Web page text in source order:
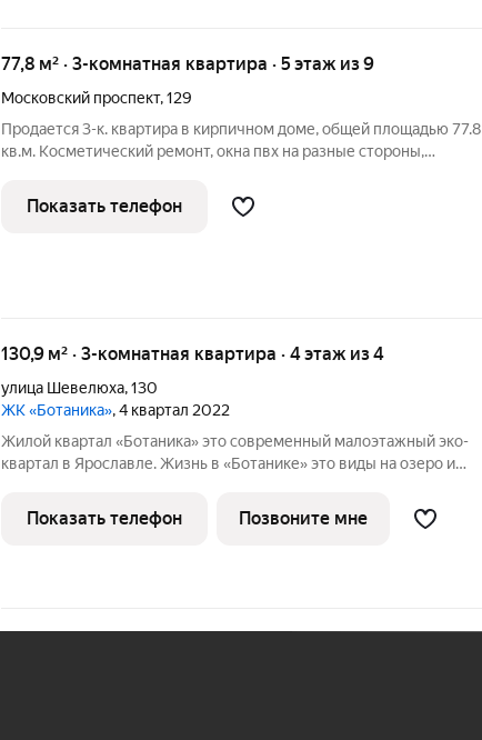
77,8 м² · 3-комнатная квартира · 5 этаж из 9
Московский проспект,129
Продается 3-к. квартира в кирпичном доме, общей площадью 77.8
кв.м. Косметический ремонт, окна пвх на разные стороны,
раздельный санузел, все комнаты изолированные, просторные,
большой застекленный
Показать телефон
130,9 м² · 3-комнатная квартира · 4 этаж из 4
улица Шевелюха,130
ЖК «Ботаника», 4 квартал 2022
Жилой квартал «Ботаника» это современный малоэтажный эко-
квартал в Ярославле. Жизнь в «Ботанике» это виды на озеро и
города, современные кирпичные малоэтажные дома, большая
приватная
Показать телефон Позвоните мне